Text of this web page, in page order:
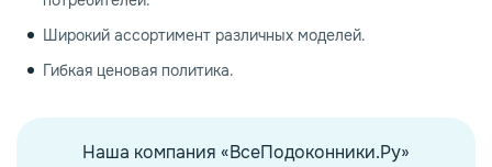
Широкий ассортимент различных моделей.
Гибкая ценовая политика.
Наша компания «ВсеПодоконники.Ру»